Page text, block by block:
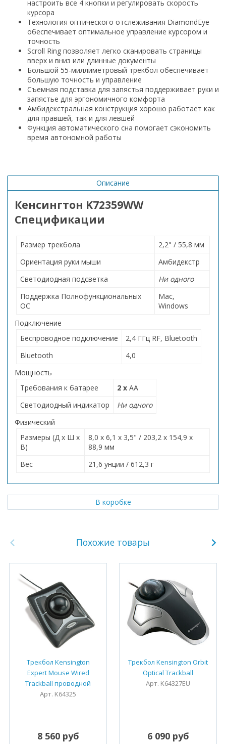
настроить все 4 кнопки и регулировать скорость
курсора
Технология оптического отслеживания DiamondEye
обеспечивает оптимальное управление курсором и
точность
Scroll Ring позволяет легко сканировать страницы
вверх и вниз или длинные документы
Большой 55-миллиметровый трекбол обеспечивает
большую точность и управление
Съемная подставка для запястья поддерживает руки и
запястье для эргономичного комфорта
Амбидекстральная конструкция хорошо работает как
для правшей, так и для левшей
Функция автоматического сна помогает сэкономить
время автономной работы
Описание
Кенсингтон K72359WW
Спецификации
Размер трекбола
2,2" / 55,8 мм
Ориентация руки мыши
Амбидекстр
Светодиодная подсветка
Ни одного
Поддержка Полнофункциональных
ОС
Mac,
Windows
Подключение
Беспроводное подключение
2,4 ГГц RF, Bluetooth
Bluetooth
4,0
Мощность
Требования к батарее
2 x AA
Светодиодный индикатор
Ни одного
Физический
Размеры (Д x Ш x
В)
8,0 x 6,1 x 3,5" / 203,2 x 154,9 x
88,9 мм
Вес
21,6 унции / 612,3 г
В коробке
Похожие товары
Трекбол Kensington
Expert Mouse Wired
Trackball проводной
Арт. K64325
8 560 руб
Трекбол Kensington Orbit
Optical Trackball
Арт. K64327EU
6 090 руб